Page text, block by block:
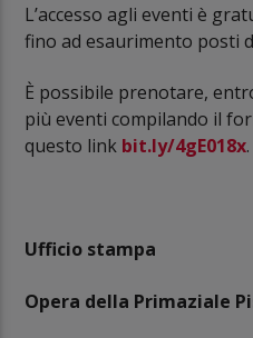
L’accesso agli eventi è
fino ad esaurimento posti
È possibile prenotare,
più eventi compilando il
questo link bit.ly/4gE018x.
Ufficio stampa
Opera della Primaziale